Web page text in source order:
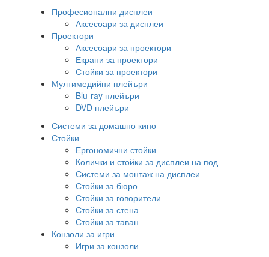
Професионални дисплеи
Аксесоари за дисплеи
Проектори
Аксесоари за проектори
Екрани за проектори
Стойки за проектори
Мултимедийни плейъри
Blu-ray плейъри
DVD плейъри
Системи за домашно кино
Стойки
Ергономични стойки
Колички и стойки за дисплеи на под
Системи за монтаж на дисплеи
Стойки за бюро
Стойки за говорители
Стойки за стена
Стойки за таван
Конзоли за игри
Игри за конзоли